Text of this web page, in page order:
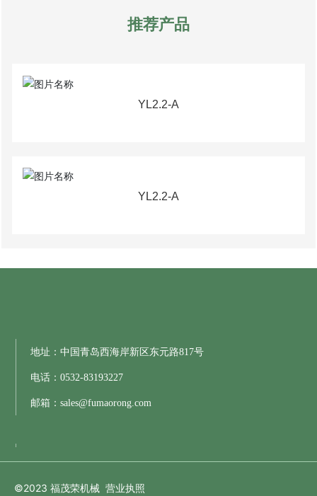
推荐产品
YL2.2-A
YL2.2-A
地址：中国青岛西海岸新区东元路817号
电话：0532-83193227
邮箱：sales@fumaorong.com
©2023 福茂荣机械 营业执照